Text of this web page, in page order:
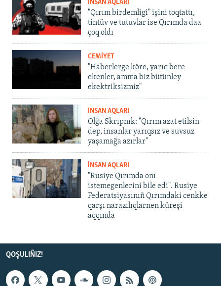
İNSAN AQLARI
"Qırım birdemligi" işini toqtattı,
tintüv ve tutuvlar ise Qırımda daa
çoq oldı
CEMİYET
"Haberlerge köre, yarıq bere
ekenler, amma biz bütünley
ekektriksizmiz"
İNSAN AQLARI
Olğa Skrıpnık: "Qırım azat etilsin
dep, insanlar yarıqsız ve suvsuz
yaşamağa azırlar"
İNSAN AQLARI
"Rusiye Qırımda onı
istemegenlerini bile edi". Rusiye
Federatsiyasınıñ Qırımdaki cenkke
qarşı narazılıqlarnen küreşi
aqqında
QOŞULIÑIZ!